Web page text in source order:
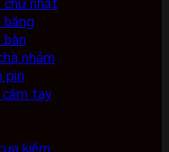
băng
bàn
nhám
pin
tay
kiếm